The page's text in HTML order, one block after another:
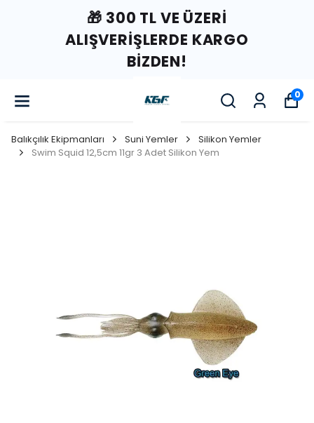
🎁 300 TL VE ÜZERI
ALIŞVERIŞLERDE KARGO
BIZDEN!
0
Balıkçılık Ekipmanları Suni Yemler
Silikon Yemler
Swim Squid 12,5cm 11gr 3 Adet Silikon Yem